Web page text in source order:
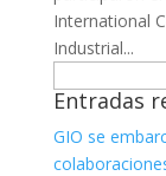
International
Industrial...
Entradas
GIO se